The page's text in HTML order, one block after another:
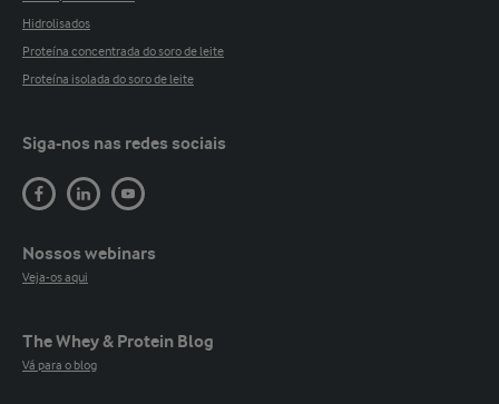
Hidrolisados
Proteína concentrada do soro de leite
Proteína isolada do soro de leite
Siga-nos nas redes sociais
Nossos webinars
Veja-os aqui
The Whey & Protein Blog
Vá para o blog